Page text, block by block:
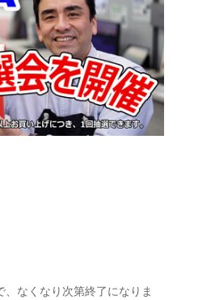
、なくなり次第終了になりま